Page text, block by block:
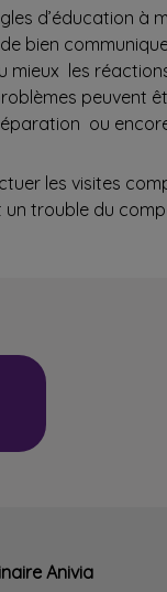
d’éducation à
bien
les réactions
peuvent
ou
les visites
un trouble du
Anivia